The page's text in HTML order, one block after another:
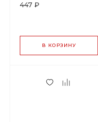
447 ₽
В КОРЗИНУ